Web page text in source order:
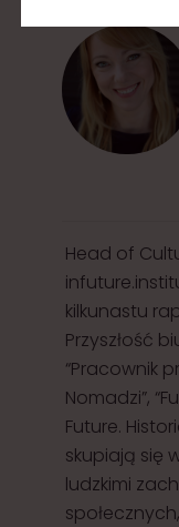
Head of
kilkunastu
Przyszłość
“Pracownik
Nomadzi”,
Future.
skupiają się
ludzkimi